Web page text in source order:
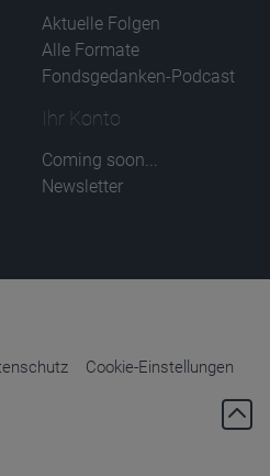
Aktuelle Folgen
Alle Formate
Fondsgedanken-Podcast
Ihr Konto
Coming soon...
Newsletter
Cookie-Einstellungen